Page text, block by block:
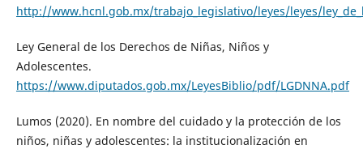
http://www.hcnl.gob.mx/trabajo_legislativo/leyes/leyes/
Ley General de los Derechos de Niñas, Niños y
Adolescentes.
https://www.diputados.gob.mx/LeyesBiblio/pdf/LGDNNA.pdf
Lumos (2020). En nombre del cuidado y la protección de los
niños, niñas y adolescentes: la institucionalización en